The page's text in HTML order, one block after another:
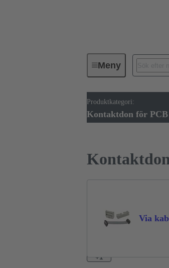
Meny
Produktkategori:
Via
+1